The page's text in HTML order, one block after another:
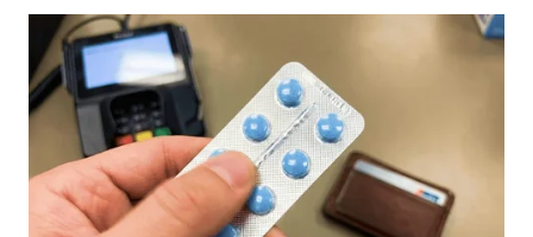
WN
DANAU
TOBA
WN
NIAS
WN